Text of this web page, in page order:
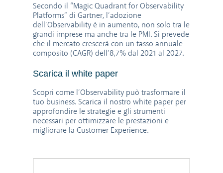
Secondo il “Magic Quadrant for Observability
Platforms” di Gartner, l’adozione
dell’Observability è in aumento, non solo tra le
grandi imprese ma anche tra le PMI. Si prevede
che il mercato crescerà con un tasso annuale
composito (CAGR) dell’8,7% dal 2021 al 2027.
Scarica il white paper
Scopri come l’Observability può trasformare il
tuo business. Scarica il nostro white paper per
approfondire le strategie e gli strumenti
necessari per ottimizzare le prestazioni e
migliorare la Customer Experience.